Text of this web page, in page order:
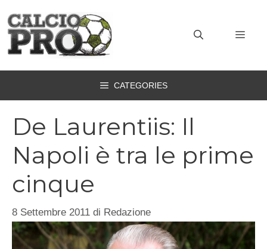
contenuto
CATEGORIES
De Laurentiis: Il
Napoli è tra le prime
cinque
8 Settembre 2011 di Redazione